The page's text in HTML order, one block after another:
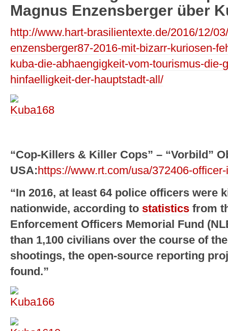
Magnus Enzensberger über
http://www.hart-brasilientexte.de/2016/12/
enzensberger87-2016-mit-bizarr-kuriosen-
kuba-die-abhaengigkeit-vom-tourismus-
hinfaelligkeit-der-hauptstadt-all/
“Cop-Killers & Killer Cops” – “Vorbild”
USA:https://www.rt.com/usa/372406-
“In 2016, at least 64 police officers were
nationwide, according to statistics from
Enforcement Officers Memorial Fund
than 1,100 civilians over the course of
shootings, the open-source reporting
found.”